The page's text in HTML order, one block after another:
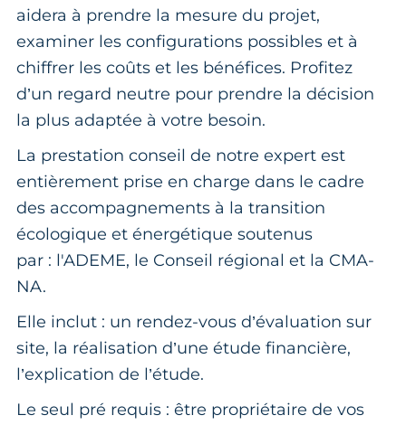
aidera à prendre la mesure du projet,
examiner les configurations possibles et à
chiffrer les coûts et les bénéfices. Profitez
d’un regard neutre pour prendre la décision
la plus adaptée à votre besoin.
La prestation conseil de notre expert est
entièrement prise en charge dans le cadre
des accompagnements à la transition
écologique et énergétique soutenus
par : l'ADEME, le Conseil régional et la CMA-
NA.
Elle inclut : un rendez-vous d’évaluation sur
site, la réalisation d’une étude financière,
l’explication de l’étude.
Le seul pré requis : être propriétaire de vos